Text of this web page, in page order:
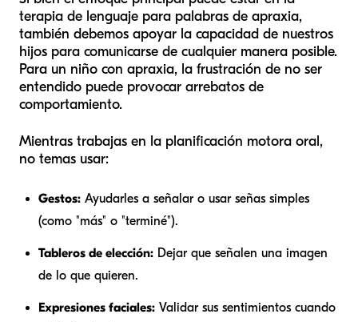
terapia de lenguaje para palabras de apraxia,
también debemos apoyar la capacidad de nuestros
hijos para comunicarse de cualquier manera posible.
Para un niño con apraxia, la frustración de no ser
entendido puede provocar arrebatos de
comportamiento.
Mientras trabajas en la planificación motora oral,
no temas usar:
Gestos: Ayudarles a señalar o usar señas simples
(como "más" o "terminé").
Tableros de elección: Dejar que señalen una imagen
de lo que quieren.
Expresiones faciales: Validar sus sentimientos cuando